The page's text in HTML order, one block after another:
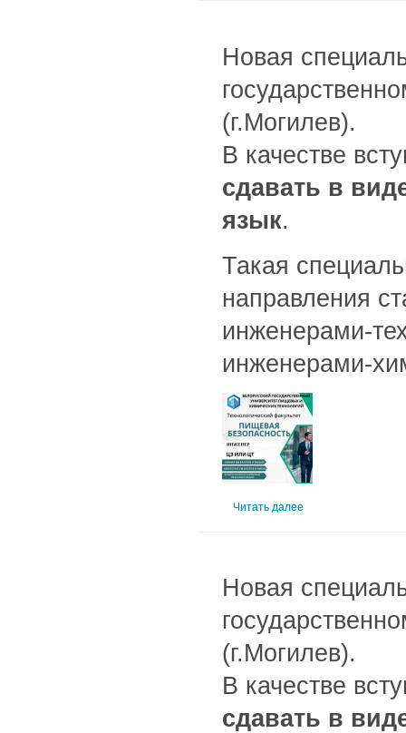
Новая
(г.Могилев).
В качестве
сдавать в
язык.
Такая
направления
инженерами-
инженерами-
Читать далее
Новая
(г.Могилев).
В качестве
сдавать в